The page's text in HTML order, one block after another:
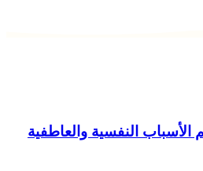
النفسية والعاطفية